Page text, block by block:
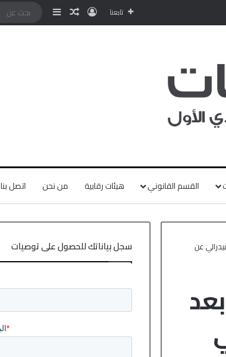
تابعنا
القسم القانوني هيئات رقابية من نحن اتصل بنا
الفيدرالي عن
بنسبة 2٪ بعد
سجل بياناتك للحصول على توصيات